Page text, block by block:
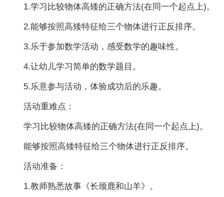
1.学习比较物体高矮的正确方法(在同一个起点上)。
2.能够按照高矮特征给三个物体进行正反排序。
3.乐于参加数学活动，感受数学的趣味性。
4.让幼儿学习简单的数学题目。
5.乐意参与活动，体验成功后的乐趣。
活动重难点：
学习比较物体高矮的正确方法(在同一个起点上)。
能够按照高矮特征给三个物体进行正反排序。
活动准备：
1.教师熟悉故事《长颈鹿和山羊》。